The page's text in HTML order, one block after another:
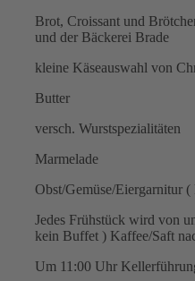
Brot, Croissant und
und der Bäckerei Brade
kleine Käseauswahl von
Butter
versch. Wurstspezialitäten
Marmelade
Obst/Gemüse/Eiergarnitur
Jedes Frühstück wird von
kein Buffet ) Kaffee/Saft
Um 11:00 Uhr